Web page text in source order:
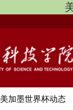
美加墨世界杯动态